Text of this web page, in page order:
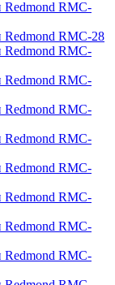
Redmond RMC-
Redmond RMC-28
Redmond RMC-
Redmond RMC-
Redmond RMC-
Redmond RMC-
Redmond RMC-
Redmond RMC-
Redmond RMC-
Redmond RMC-